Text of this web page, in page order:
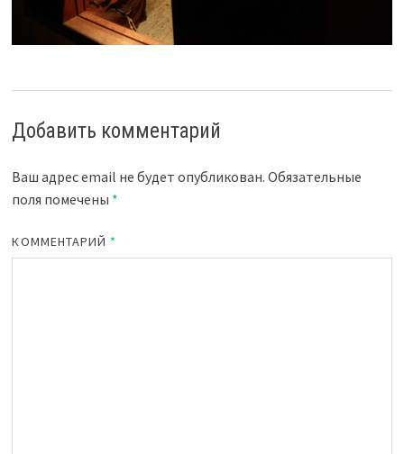
Добавить комментарий
Ваш адрес email не будет опубликован. Обязательные
поля помечены *
КОММЕНТАРИЙ *